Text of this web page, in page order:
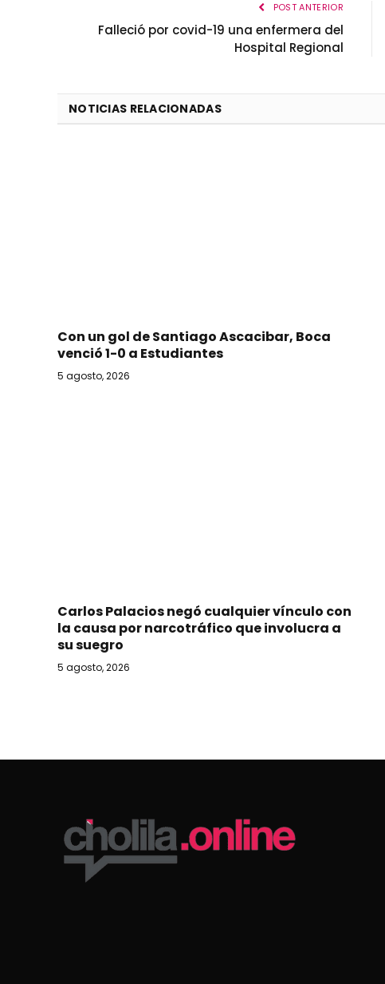
POST ANTERIOR
Falleció por covid-19 una enfermera del
Hospital Regional
NOTICIAS RELACIONADAS
Con un gol de Santiago Ascacibar, Boca
venció 1-0 a Estudiantes
5 agosto, 2026
Carlos Palacios negó cualquier vínculo con
la causa por narcotráfico que involucra a
su suegro
5 agosto, 2026